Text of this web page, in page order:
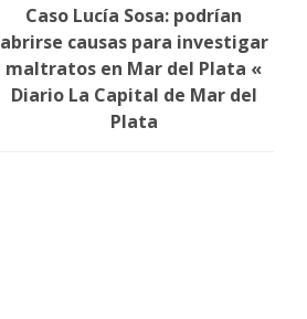
Caso Lucía Sosa: podrían
abrirse causas para investigar
maltratos en Mar del Plata «
Diario La Capital de Mar del
Plata